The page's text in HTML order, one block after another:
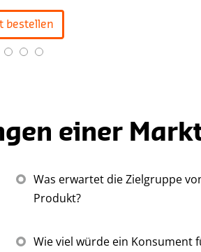
bestellen
einer
Was erwartet die Zielgruppe
Produkt?
Wie viel würde ein Konsument